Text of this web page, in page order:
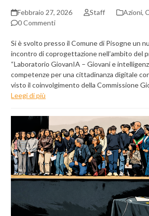
Febbraio 27, 2026 Staff Azioni,
0 Commenti
Si è svolto presso il Comune di Pisogne un
incontro di coprogettazione nell’ambito del
“Laboratorio GiovanIA – Giovani e
competenze per una cittadinanza digitale
visto il coinvolgimento della Commissione
Leegi di più